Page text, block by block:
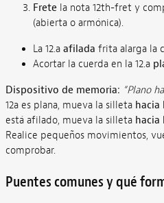
Fretela nota 12th-fret y
(abierta o armónica).
La 12.a afilada frita alarga la
Acortar la cuerda en la 12.a
Dispositivo de memoria: “Plano
12a es plana, mueva la silleta hacia
está afilado, mueva la silleta hacia
Realice pequeños movimientos,
comprobar.
Puentes comunes y qué